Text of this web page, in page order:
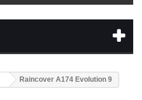
Raincover A174 Evolution 9